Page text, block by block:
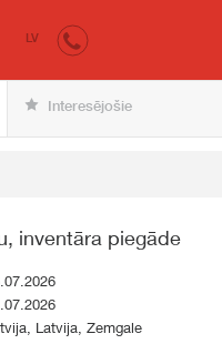
LV
Interesējošie
inventāra piegāde
Latvija, Zemgale